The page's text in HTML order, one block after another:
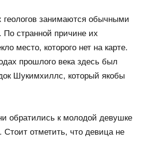
геологов занимаются обычными
странной причине их
место, которого нет на карте.
прошлого века здесь был
Шукимхиллс, который якобы
обратились к молодой девушке
отметить, что девица не